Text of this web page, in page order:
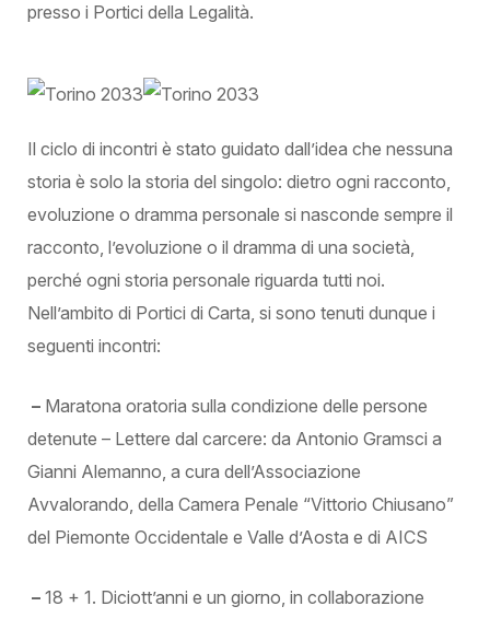
presso i Portici della Legalità.
Il ciclo di incontri è stato guidato dall’idea che nessuna
storia è solo la storia del singolo: dietro ogni racconto,
evoluzione o dramma personale si nasconde sempre il
racconto, l’evoluzione o il dramma di una società,
perché ogni storia personale riguarda tutti noi.
Nell’ambito di Portici di Carta, si sono tenuti dunque i
seguenti incontri:
– Maratona oratoria sulla condizione delle persone
detenute – Lettere dal carcere: da Antonio Gramsci a
Gianni Alemanno, a cura dell’Associazione
Avvalorando, della Camera Penale “Vittorio Chiusano”
del Piemonte Occidentale e Valle d’Aosta e di AICS
– 18 + 1. Diciott’anni e un giorno, in collaborazione